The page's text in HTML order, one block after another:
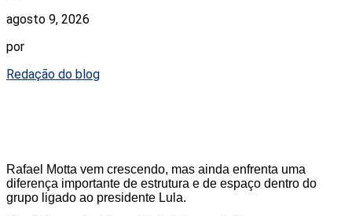
agosto 9, 2026
por
Redação do blog
Rafael Motta vem crescendo, mas ainda enfrenta uma
diferença importante de estrutura e de espaço dentro do
grupo ligado ao presidente Lula.